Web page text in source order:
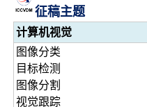
征稿主题
计算机视觉
图像分类
目标检测
图像分割
视觉跟踪